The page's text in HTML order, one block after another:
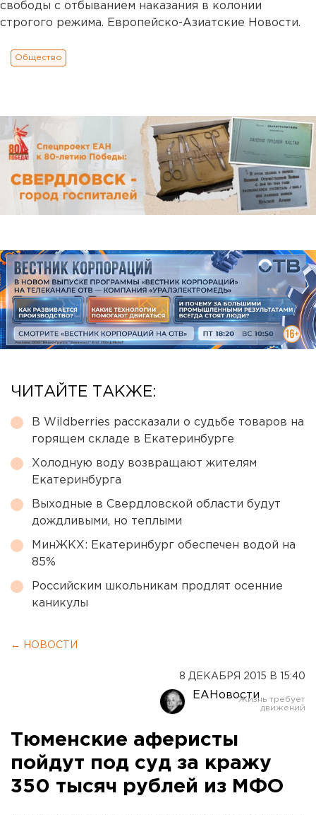
свободы с отбыванием наказания в колонии
строгого режима. Европейско-Азиатские Новости.
Общество
ЧИТАЙТЕ ТАКЖЕ:
В Wildberries рассказали о судьбе товаров на
горящем складе в Екатеринбурге
Холодную воду возвращают жителям
Екатеринбурга
Выходные в Свердловской области будут
дождливыми, но теплыми
МинЖКХ: Екатеринбург обеспечен водой на
85%
Российским школьникам продлят осенние
каникулы
← НОВОСТИ
8 ДЕКАБРЯ 2015 В 15:40
ЕАНовости
Тюменские аферисты
пойдут под суд за кражу
350 тысяч рублей из МФО